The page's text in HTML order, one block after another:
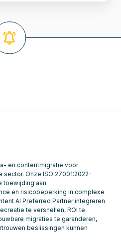
en contentmigratie voor
Onze ISO 27001:2022-
toewijding aan
en risicobeperking in complexe
AI Preferred Partner integreren
te versnellen, ROI te
migraties te garanderen,
beslissingen kunnen